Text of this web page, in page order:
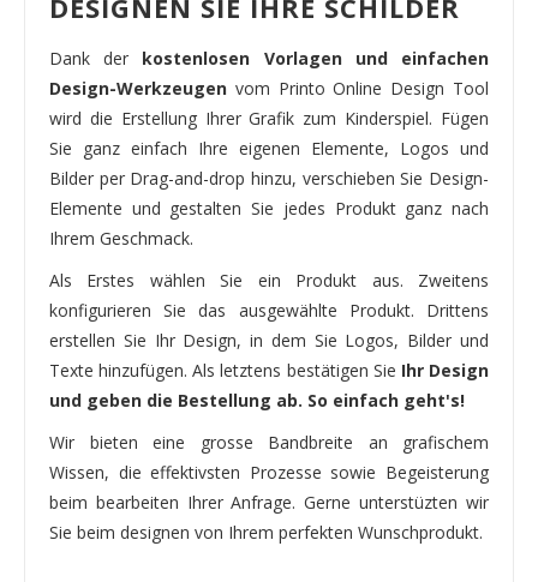
Dank der kostenlosen Vorlagen und einfachen
Design-Werkzeugen vom Printo Online Design Tool
wird die Erstellung Ihrer Grafik zum Kinderspiel. Fügen
Sie ganz einfach Ihre eigenen Elemente, Logos und
Bilder per Drag-and-drop hinzu, verschieben Sie Design-
Elemente und gestalten Sie jedes Produkt ganz nach
Ihrem Geschmack.
Als Erstes wählen Sie ein Produkt aus. Zweitens
konfigurieren Sie das ausgewählte Produkt. Drittens
erstellen Sie Ihr Design, in dem Sie Logos, Bilder und
Texte hinzufügen. Als letztens bestätigen Sie Ihr Design
und geben die Bestellung ab. So einfach geht's!
Wir bieten eine grosse Bandbreite an grafischem
Wissen, die effektivsten Prozesse sowie Begeisterung
beim bearbeiten Ihrer Anfrage. Gerne unterstüzten wir
Sie beim designen von Ihrem perfekten Wunschprodukt.